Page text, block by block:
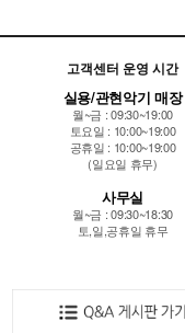
고객센터 운영 시간
실용/관현악기 매장
월~금 : 09:30~19:00
토요일 : 10:00~19:00
공휴일 : 10:00~19:00
(일요일 휴무)
사무실
월~금 : 09:30~18:30
토,일,공휴일 휴무